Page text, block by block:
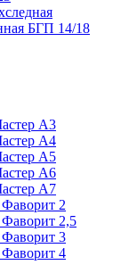
БГП 14/18
А3
А4
А5
А6
А7
2
2,5
3
4